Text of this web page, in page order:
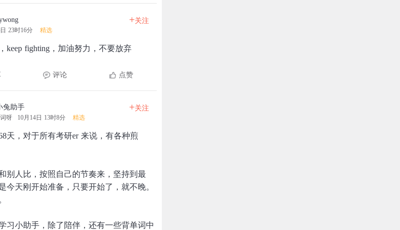
23时16分 精选
+关注
keep fighting，加油努力，不要放弃
评论 点赞
兔助手
呀 10月14日 13时8分 精选
+关注
天，对于所有考研er 来说，有各种煎
别人比，按照自己的节奏来，坚持到最
今天刚开始准备，只要开始了，就不晚。
习小助手，除了陪伴，还有一些背单词中